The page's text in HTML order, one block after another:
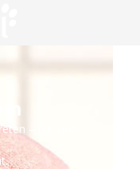
– wir sind